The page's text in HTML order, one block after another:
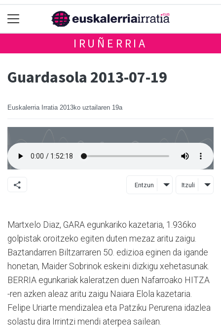
IRUÑERRIA
Guardasola 2013-07-19
Euskalerria Irratia 2013ko uztailaren 19a
Entzun Itzuli
Martxelo Diaz, GARA egunkariko kazetaria, 1.936ko
golpistak oroitzeko egiten duten mezaz aritu zaigu.
Baztandarren Biltzarraren 50. edizioa eginen da igande
honetan, Maider Sobrinok eskeini dizkigu xehetasunak.
BERRIA egunkariak kaleratzen duen Nafarroako HITZA
-ren azken aleaz aritu zaigu Naiara Elola kazetaria.
Felipe Uriarte mendizalea eta Patziku Perurena idazlea
solastu dira Irrintzi mendi aterpea sailean.